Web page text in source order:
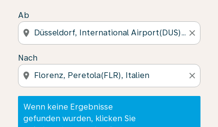
Ab
location_on close
Nach
location_on close
Wenn keine Ergebnisse
gefunden wurden, klicken Sie